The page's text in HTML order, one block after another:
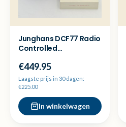
Junghans DCF77 Radio
Controlled
*zeldzaam!*
€449.95
Laagste prijs in 30 dagen:
€225.00
In winkelwagen